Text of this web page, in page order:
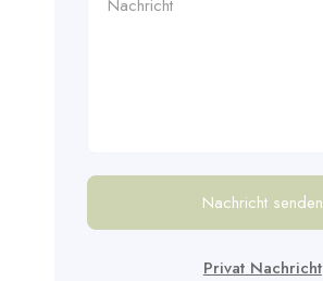
Nachricht senden
Privat Nachricht